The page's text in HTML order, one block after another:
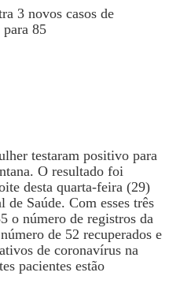
testaram positivo para
O resultado foi
desta quarta-feira (29)
Saúde. Com esses três
o número de registros da
de 52 recuperados e
de coronavírus na
pacientes estão